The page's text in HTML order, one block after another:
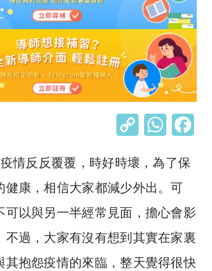
C
p
y
Li
n
k
W
at
s
A
p
p
疫情反反覆覆，時好時壞，為了保
健康，相信大家都減少外出。可
可以與另一半經常見面，擔心會影
不過，大家有沒有想到其實在家裏
其抱怨疫情的來臨，整天覺得很快